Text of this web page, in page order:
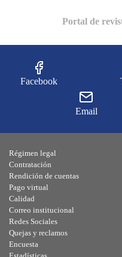
Portal de
Facebook
Email
Régimen legal
Contratación
Rendición de cuentas
Pago virtual
Calidad
Correo institucional
Redes Sociales
Quejas y reclamos
Encuesta